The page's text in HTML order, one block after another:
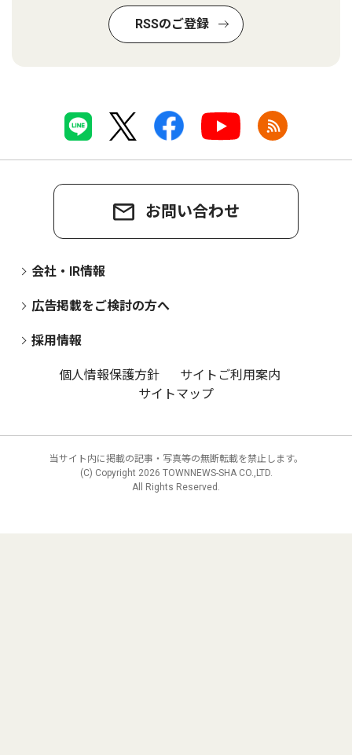
RSSのご登録
お問い合わせ
会社・IR情報
広告掲載をご検討の方へ
採用情報
個人情報保護方針
サイトご利用案内
サイトマップ
当サイト内に掲載の記事・写真等の無断転載を禁止します。
(C) Copyright 2026 TOWNNEWS-SHA CO.,LTD.
All Rights Reserved.